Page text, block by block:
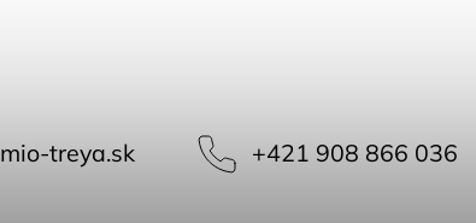
mio-treya.sk +421 908 866 036